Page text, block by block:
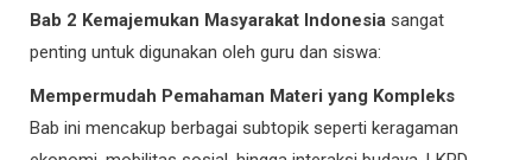
Bab 2 Kemajemukan Masyarakat Indonesia sangat
penting untuk digunakan oleh guru dan siswa:
Mempermudah Pemahaman Materi yang Kompleks
Bab ini mencakup berbagai subtopik seperti keragaman